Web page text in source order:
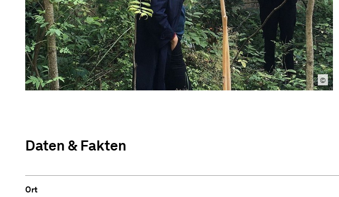
©
Daten & Fakten
Ort